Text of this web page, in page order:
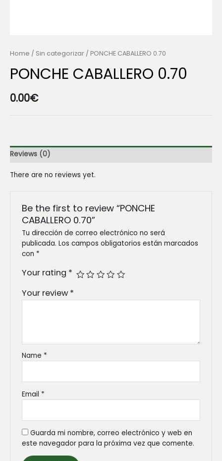
Home / Sin categorizar / PONCHE CABALLERO 0.70
PONCHE CABALLERO 0.70
0.00€
Reviews (0)
There are no reviews yet.
Be the first to review “PONCHE
CABALLERO 0.70”
Tu dirección de correo electrónico no será
publicada. Los campos obligatorios están marcados
con *
Your rating *
Your review *
Name *
Email *
Guarda mi nombre, correo electrónico y web en
este navegador para la próxima vez que comente.